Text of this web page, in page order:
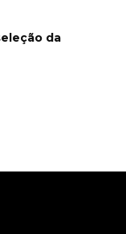
da